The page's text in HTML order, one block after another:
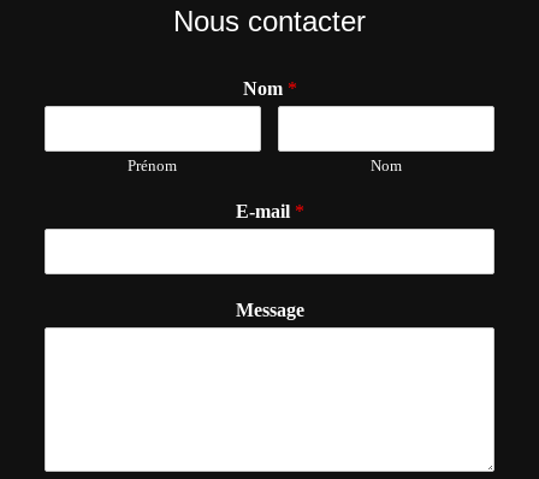
Nous contacter
Nom *
Prénom Nom
E-mail *
Message